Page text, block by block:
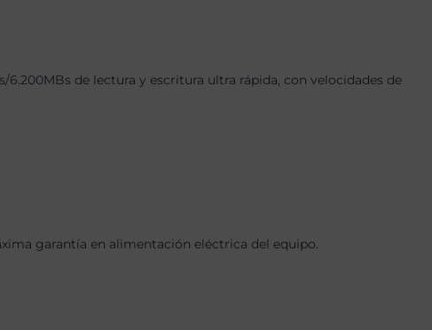
6.200MBs de lectura y escritura ultra rápida, con velocidades de
garantía en alimentación eléctrica del equipo.